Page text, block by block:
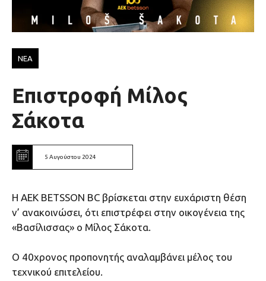
ΝΕΑ
Επιστροφή Μίλος
Σάκοτα
5 Αυγούστου 2024
Η ΑΕΚ ΒΕΤSSON BC βρίσκεται στην ευχάριστη θέση
ν’ ανακοινώσει, ότι επιστρέφει στην οικογένεια της
«Βασίλισσας» ο Μίλος Σάκοτα.
Ο 40χρονος προπονητής αναλαμβάνει μέλος του
τεχνικού επιτελείου.